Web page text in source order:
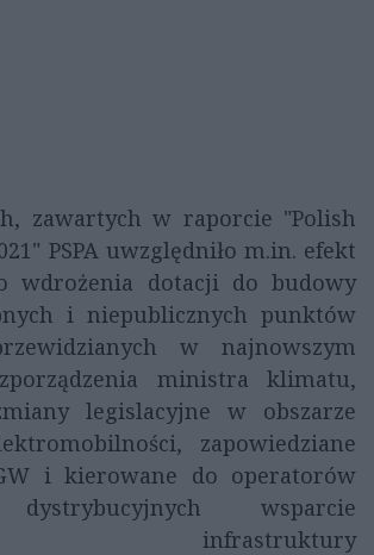
zawartych w raporcie "Polish
PSPA uwzględniło m.in. efekt
wdrożenia dotacji do budowy
i niepublicznych punktów
w najnowszym
ministra klimatu,
legislacyjne w obszarze
zapowiedziane
i kierowane do operatorów
wsparcie
infrastruktury